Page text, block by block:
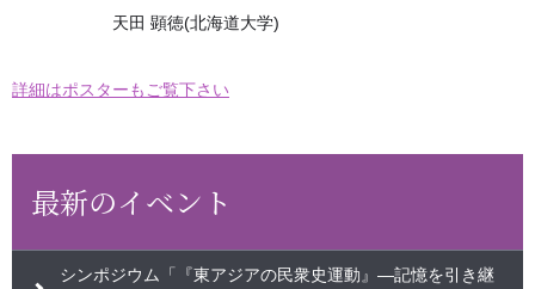
天田 顕徳(北海道大学)
詳細はポスターもご覧下さい
最新のイベント
シンポジウム「『東アジアの民衆史運動』―記憶を引き継